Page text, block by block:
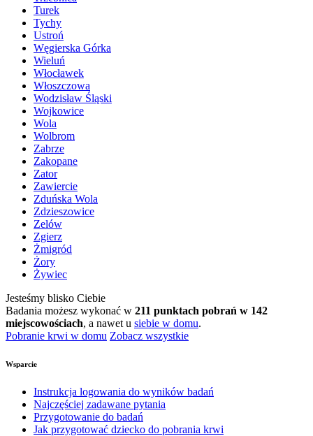
Turek
Tychy
Ustroń
Węgierska Górka
Wieluń
Włocławek
Włoszczowa
Wodzisław Śląski
Wojkowice
Wola
Wolbrom
Zabrze
Zakopane
Zator
Zawiercie
Zduńska Wola
Zdzieszowice
Zelów
Zgierz
Żmigród
Żory
Żywiec
Jesteśmy blisko Ciebie
Badania możesz wykonać w 211 punktach pobrań w 142
miejscowościach, a nawet u siebie w domu.
Pobranie krwi w domu Zobacz wszystkie
Wsparcie
Instrukcja logowania do wyników badań
Najczęściej zadawane pytania
Przygotowanie do badań
Jak przygotować dziecko do pobrania krwi